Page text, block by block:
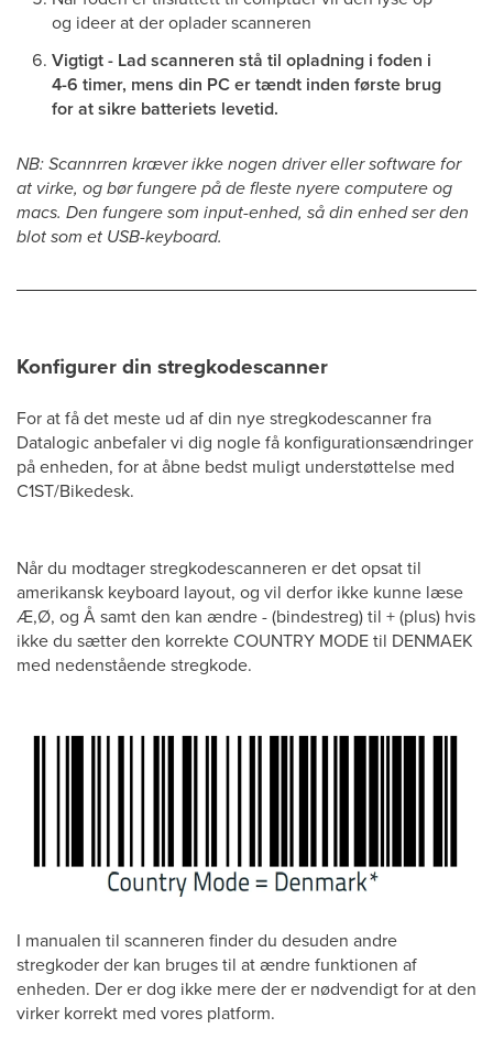
og ideer at der oplader scanneren
Vigtigt - Lad scanneren stå til opladning i foden i
4-6 timer, mens din PC er tændt inden første brug
for at sikre batteriets levetid.
NB: Scannrren kræver ikke nogen driver eller software for
at virke, og bør fungere på de fleste nyere computere og
macs. Den fungere som input-enhed, så din enhed ser den
blot som et USB-keyboard.
Konfigurer din stregkodescanner
For at få det meste ud af din nye stregkodescanner fra
Datalogic anbefaler vi dig nogle få konfigurationsændringer
på enheden, for at åbne bedst muligt understøttelse med
C1ST/Bikedesk.
Når du modtager stregkodescanneren er det opsat til
amerikansk keyboard layout, og vil derfor ikke kunne læse
Æ,Ø, og Å samt den kan ændre - (bindestreg) til + (plus) hvis
ikke du sætter den korrekte COUNTRY MODE til DENMAEK
med nedenstående stregkode.
I manualen til scanneren finder du desuden andre
stregkoder der kan bruges til at ændre funktionen af
enheden. Der er dog ikke mere der er nødvendigt for at den
virker korrekt med vores platform.